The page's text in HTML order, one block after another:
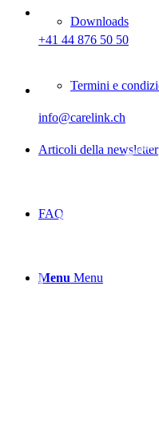
Downloads
Termini e
Articoli della newsletter
FAQ
Menu Menu
+41 44 876 50 50
info@carelink.ch